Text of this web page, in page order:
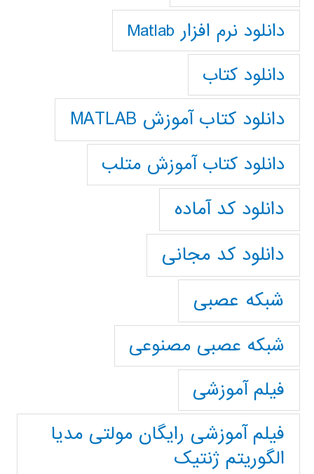
دانلود نرم افزار Matlab
دانلود کتاب
دانلود کتاب آموزش MATLAB
دانلود کتاب آموزش متلب
دانلود کد آماده
دانلود کد مجانی
شبکه عصبی
شبکه عصبی مصنوعی
فیلم آموزشی
فیلم آموزشی رایگان مولتی مدیا
الگوریتم ژنتیک